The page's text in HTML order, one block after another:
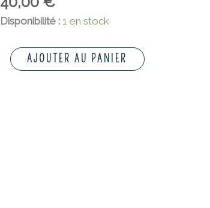
Disponibilité : 1 en stock
Sorbet
d'été
AJOUTER AU PANIER